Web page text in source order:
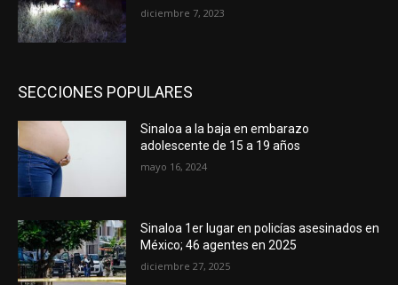
diciembre 7, 2023
SECCIONES POPULARES
Sinaloa a la baja en embarazo
adolescente de 15 a 19 años
mayo 16, 2024
Sinaloa 1er lugar en policías asesinados en
México; 46 agentes en 2025
diciembre 27, 2025